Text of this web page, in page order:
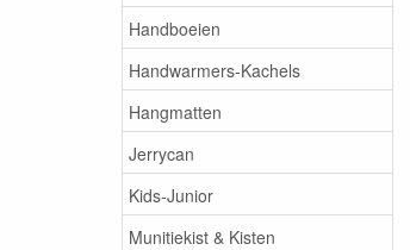
Handboeien
Handwarmers-Kachels
Hangmatten
Jerrycan
Kids-Junior
Munitiekist & Kisten